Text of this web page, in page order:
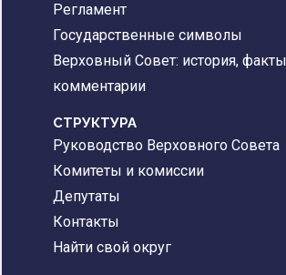
Регламент
Государственные символы
Верховный Совет: история,
комментарии
CТРУКТУРА
Руководство Верховного Совета
Комитеты и комиссии
Депутаты
Контакты
Найти свой округ